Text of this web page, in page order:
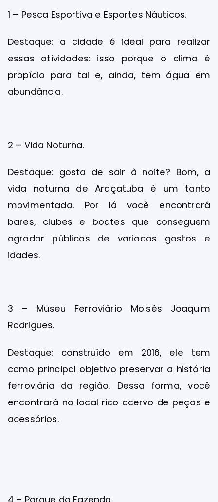
1 – Pesca Esportiva e Esportes Náuticos.
Destaque: a cidade é ideal para realizar
essas atividades: isso porque o clima é
propício para tal e, ainda, tem água em
abundância.
2 – Vida Noturna.
Destaque: gosta de sair à noite? Bom, a
vida noturna de Araçatuba é um tanto
movimentada. Por lá você encontrará
bares, clubes e boates que conseguem
agradar públicos de variados gostos e
idades.
3 – Museu Ferroviário Moisés Joaquim
Rodrigues.
Destaque: construído em 2016, ele tem
como principal objetivo preservar a história
ferroviária da região. Dessa forma, você
encontrará no local rico acervo de peças e
acessórios.
4 – Parque da Fazenda.